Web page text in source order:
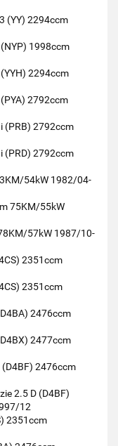
(YY) 2294ccm
1998ccm
2294ccm
2792ccm
(PRB) 2792ccm
(PRD) 2792ccm
54kW 1982/04-
75KM/55kW
57kW 1987/10-
2351ccm
2351ccm
2476ccm
2477ccm
2476ccm
2.5 D (D4BF)
12
2351ccm